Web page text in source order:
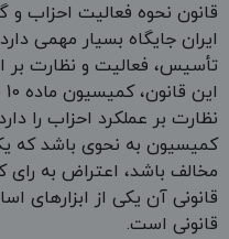
قانون نحوه فعالیت احزاب
ایران جایگاه بسیار مهمی
تأسیس، فعالیت و نظارت
نظارت بر عملکرد احزاب را
کمیسیون به نحوی باشد که
قانونی آن یکی از ابزارهای
قانونی است.